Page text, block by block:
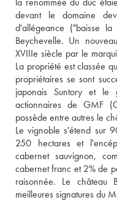
devant le domaine
d'allégeance ("baisse
Beychevelle. Un
XVIIIe siècle par le
La propriété est classée
propriétaires se sont
japonais Suntory et le
actionnaires de GMF
possède entre autres le
Le vignoble s'étend sur
250 hectares et
cabernet sauvignon,
cabernet franc et 2% de
raisonnée. Le château
meilleures signatures du